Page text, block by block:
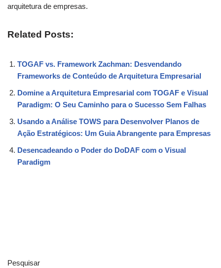
arquitetura de empresas.
Related Posts:
TOGAF vs. Framework Zachman: Desvendando
Frameworks de Conteúdo de Arquitetura Empresarial
Domine a Arquitetura Empresarial com TOGAF e Visual
Paradigm: O Seu Caminho para o Sucesso Sem Falhas
Usando a Análise TOWS para Desenvolver Planos de
Ação Estratégicos: Um Guia Abrangente para Empresas
Desencadeando o Poder do DoDAF com o Visual
Paradigm
Pesquisar